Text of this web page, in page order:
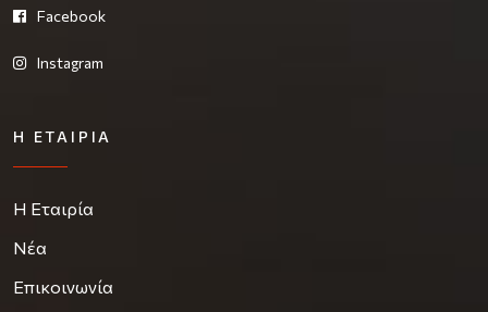
Facebook
Instagram
Η ΕΤΑΙΡΊΑ
Η Εταιρία
Νέα
Επικοινωνία